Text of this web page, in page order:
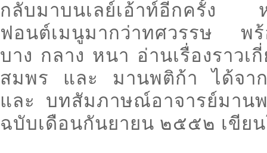
กลับมาบนเลย์เอ้าท์อีกครั้ง ห
ฟอนต์เมนูมากว่าทศวรรษ พร้
บาง กลาง หนา อ่านเรื่องราว
สมพร และ มานพติก้า ได้จา
และ บทสัมภาษณ์อาจารย์มาน
ฉบับเดือนกันยายน ๒๕๕๒ เขีย